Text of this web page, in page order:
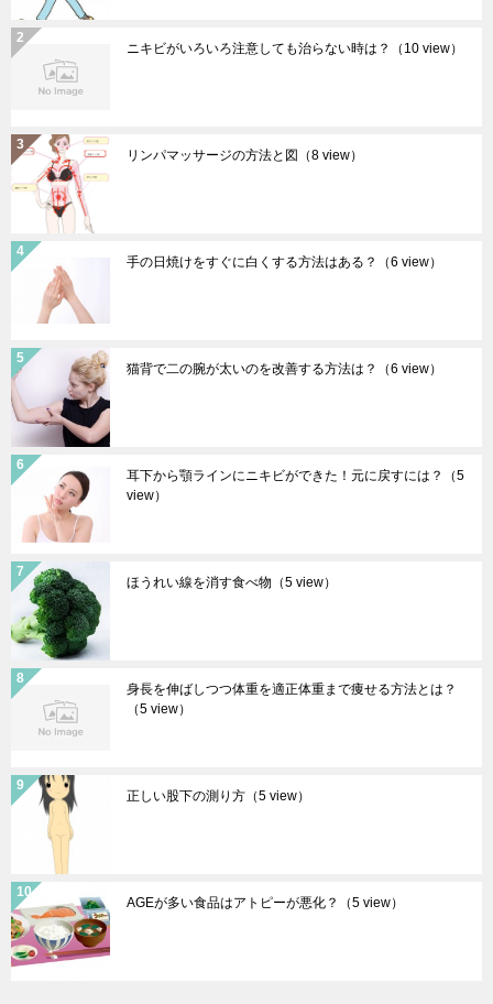
ニキビがいろいろ注意しても治らない時は？ （10 view）
リンパマッサージの方法と図 （8 view）
手の日焼けをすぐに白くする方法はある？ （6 view）
猫背で二の腕が太いのを改善する方法は？ （6 view）
耳下から顎ラインにニキビができた！元に戻すには？
（5
view）
ほうれい線を消す食べ物 （5 view）
身長を伸ばしつつ体重を適正体重まで痩せる方法とは？
（5 view）
正しい股下の測り方 （5 view）
AGEが多い食品はアトピーが悪化？ （5 view）